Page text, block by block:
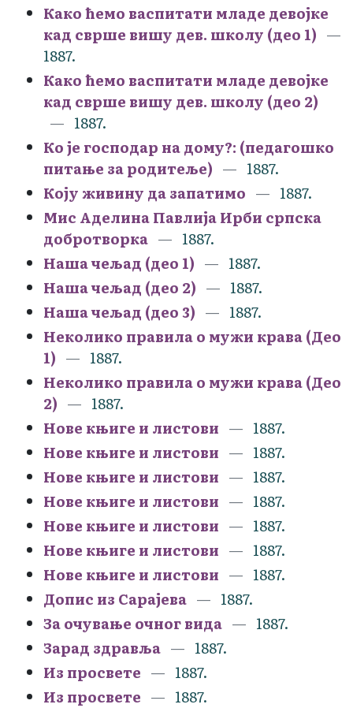
Како ћемо васпитати младе девојке
кад сврше вишу дев. школу (део 1)
1887.
Како ћемо васпитати младе девојке
кад сврше вишу дев. школу (део 2)
1887.
Ко је господар на дому?: (педагошко
питање за родитеље)
1887.
Коју живину да запатимо
1887.
Мис Аделина Павлија Ирби српска
добротворка
1887.
Наша чељад (део 1)
1887.
Наша чељад (део 2)
1887.
Наша чељад (део 3)
1887.
Неколико правила о мужи крава (Део
1)
1887.
Неколико правила о мужи крава (Део
2)
1887.
Нове књиге и листови
1887.
Нове књиге и листови
1887.
Нове књиге и листови
1887.
Нове књиге и листови
1887.
Нове књиге и листови
1887.
Нове књиге и листови
1887.
Нове књиге и листови
1887.
Допис из Сарајева
1887.
За очување очног вида
1887.
Зарад здравља
1887.
Из просвете
1887.
Из просвете
1887.